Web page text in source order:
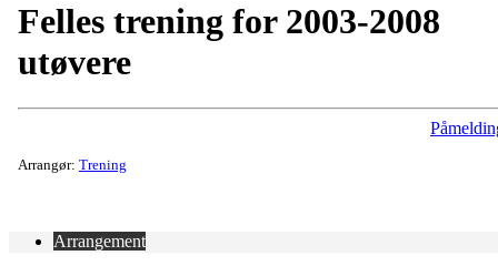
Felles trening for 2003-2008
utøvere
Arrangør: Trening
Arrangement